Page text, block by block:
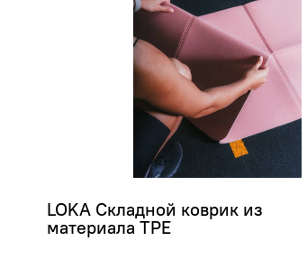
LOKA Складной коврик из
материала TPE